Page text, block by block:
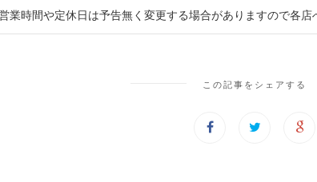
業時間や定休日は予告無く変更する場合がありますので各店
この記事をシェアする